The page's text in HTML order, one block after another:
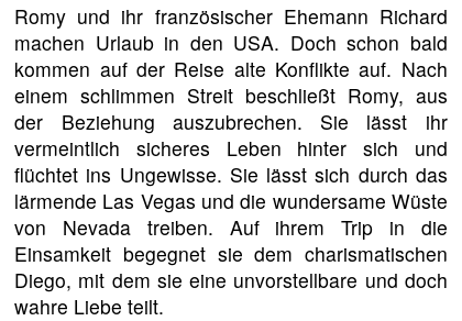
Romy und ihr französischer Ehemann Richard
machen Urlaub in den USA. Doch schon bald
kommen auf der Reise alte Konflikte auf. Nach
einem schlimmen Streit beschließt Romy, aus
der Beziehung auszubrechen. Sie lässt ihr
vermeintlich sicheres Leben hinter sich und
flüchtet ins Ungewisse. Sie lässt sich durch das
lärmende Las Vegas und die wundersame Wüste
von Nevada treiben. Auf ihrem Trip in die
Einsamkeit begegnet sie dem charismatischen
Diego, mit dem sie eine unvorstellbare und doch
wahre Liebe teilt.